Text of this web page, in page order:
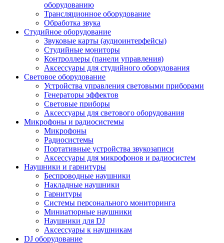
оборудованию
Трансляционное оборудование
Обработка звука
Студийное оборудование
Звуковые карты (аудиоинтерфейсы)
Студийные мониторы
Контроллеры (панели управления)
Аксессуары для студийного оборудования
Световое оборудование
Устройства управления световыми приборами
Генераторы эффектов
Световые приборы
Аксессуары для светового оборудования
Микрофоны и радиосистемы
Микрофоны
Радиосистемы
Портативные устройства звукозаписи
Аксессуары для микрофонов и радиосистем
Наушники и гарнитуры
Беспроводные наушники
Накладные наушники
Гарнитуры
Системы персонального мониторинга
Миниатюрные наушники
Наушники для DJ
Аксессуары к наушникам
DJ оборудование